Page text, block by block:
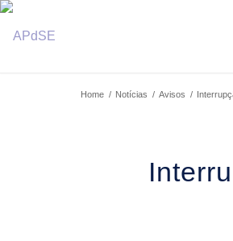
Home / Notícias / Avisos /